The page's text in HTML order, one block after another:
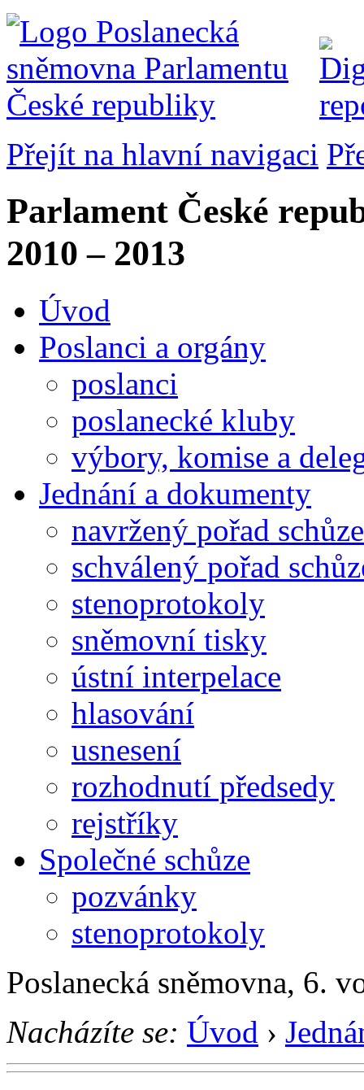
Přejít na hlavní navigaci
Parlament České
2010 – 2013
Úvod
Poslanci a orgány
poslanci
poslanecké kluby
výbory, komise a
Jednání a dokumenty
navržený pořad schůze
schválený pořad
stenoprotokoly
sněmovní tisky
ústní interpelace
hlasování
usnesení
rozhodnutí předsedy
rejstříky
Společné schůze
pozvánky
stenoprotokoly
Poslanecká sněmovna, 6.
Nacházíte se: Úvod ›